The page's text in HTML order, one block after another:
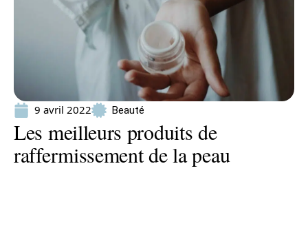
9 avril 2022 Beauté
Les meilleurs produits de
raffermissement de la peau